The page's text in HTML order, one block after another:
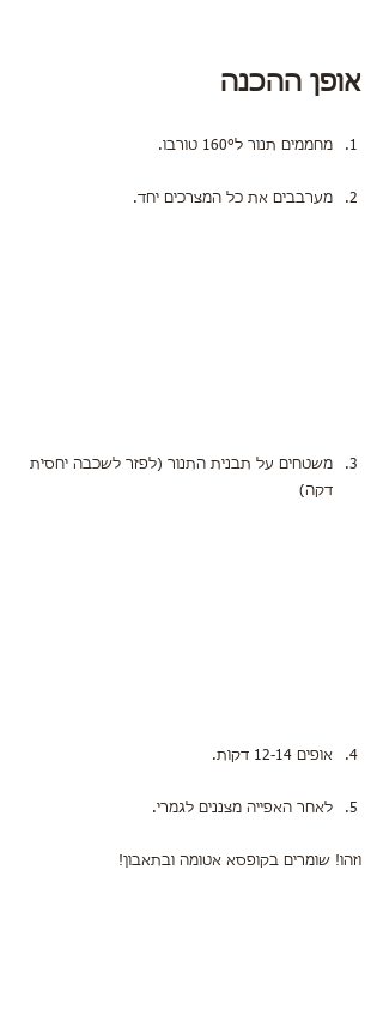
אופן ההכנה
מחממים תנור ל160° טורבו.
מערבבים את כל המצרכים יחד.
משטחים על תבנית התנור (לפזר לשכבה יחסית
דקה)
אופים 12-14 דקות.
לאחר האפייה מצננים לגמרי.
וזהו! שומרים בקופסא אטומה ובתאבון!